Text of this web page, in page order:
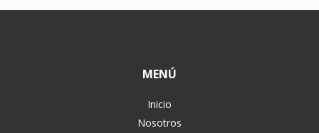
MENÚ
Inicio
Nosotros